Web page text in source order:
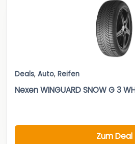
Deals, Auto, Reifen
Nexen WINGUARD SNOW G 3
Zum Deal